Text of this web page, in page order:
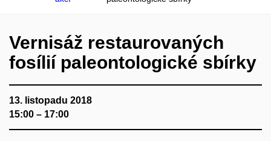
Vernisáž restaurovaných
fosílií paleontologické sbírky
13. listopadu 2018
15:00 – 17:00